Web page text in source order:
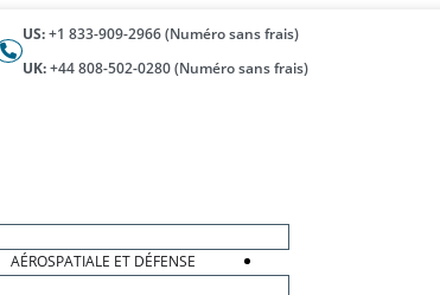
US:+1 833-909-2966 (Numéro sans frais)
UK:+44 808-502-0280 (Numéro sans frais)
AÉROSPATIALE ET DÉFENSE